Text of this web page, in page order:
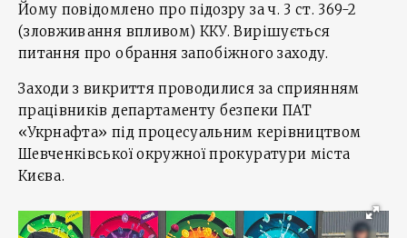
Йому повідомлено про підозру за ч. 3 ст. 369-2
(зловживання впливом) ККУ. Вирішується
питання про обрання запобіжного заходу.
Заходи з викриття проводилися за сприянням
працівників департаменту безпеки ПАТ
«Укрнафта» під процесуальним керівництвом
Шевченківської окружної прокуратури міста
Києва.